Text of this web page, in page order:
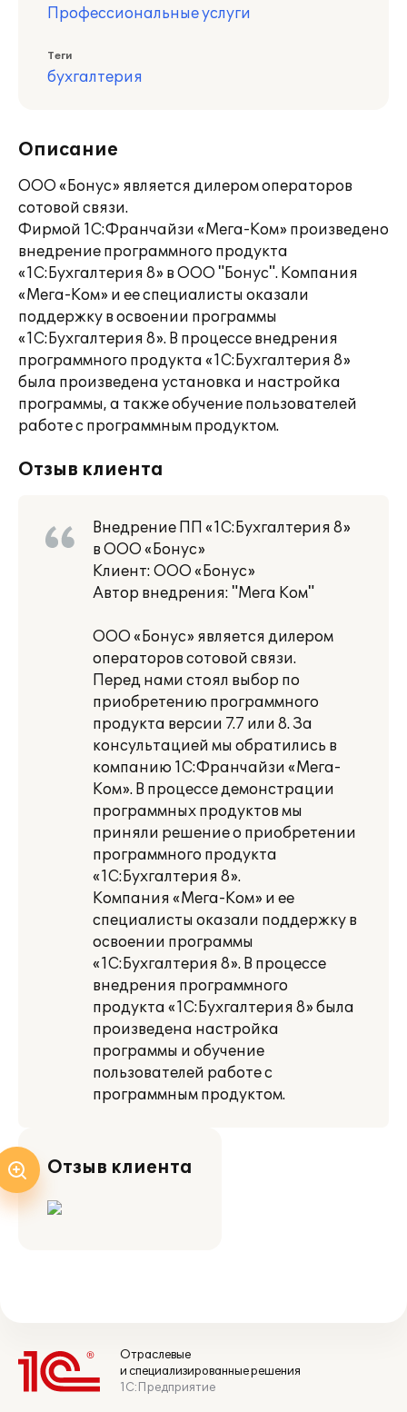
Профессиональные услуги
Теги
бухгалтерия
Описание
ООО «Бонус» является дилером операторов
сотовой связи.
Фирмой 1С:Франчайзи «Мега-Ком» произведено
внедрение программного продукта
«1С:Бухгалтерия 8» в ООО "Бонус". Компания
«Мега-Ком» и ее специалисты оказали
поддержку в освоении программы
«1С:Бухгалтерия 8». В процессе внедрения
программного продукта «1C:Бухгалтерия 8»
была произведена установка и настройка
программы, а также обучение пользователей
работе с программным продуктом.
Отзыв клиента
Внедрение ПП «1С:Бухгалтерия 8»
в ООО «Бонус»
Клиент: ООО «Бонус»
Автор внедрения: "Мега Ком"
ООО «Бонус» является дилером
операторов сотовой связи.
Перед нами стоял выбор по
приобретению программного
продукта версии 7.7 или 8. За
консультацией мы обратились в
компанию 1С:Франчайзи «Мега-
Ком». В процессе демонстрации
программных продуктов мы
приняли решение о приобретении
программного продукта
«1С:Бухгалтерия 8».
Компания «Мега-Ком» и ее
специалисты оказали поддержку в
освоении программы
«1С:Бухгалтерия 8». В процессе
внедрения программного
продукта «1C:Бухгалтерия 8» была
произведена настройка
программы и обучение
пользователей работе с
программным продуктом.
Отзыв клиента
Отраслевые
и специализированные решения
1С:Предприятие